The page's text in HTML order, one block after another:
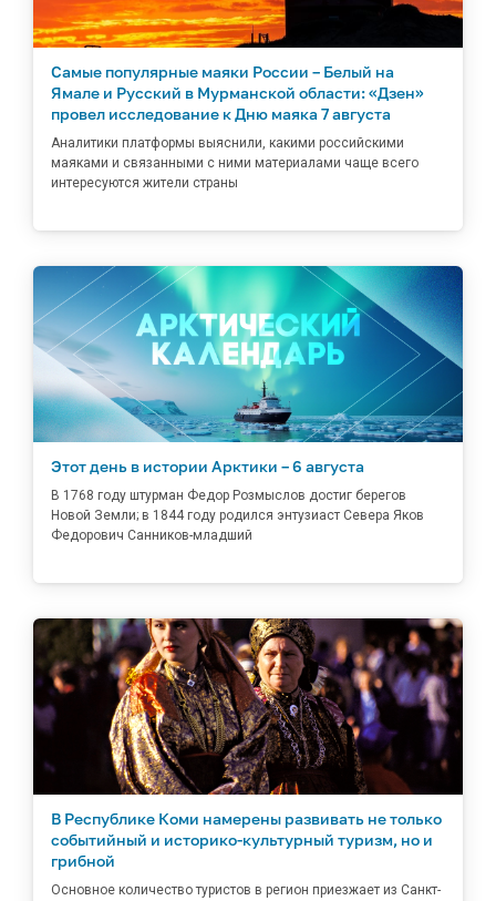
Самые популярные маяки России – Белый на
Ямале и Русский в Мурманской области: «Дзен»
провел исследование к Дню маяка 7 августа
Аналитики платформы выяснили, какими российскими
маяками и связанными с ними материалами чаще всего
интересуются жители страны
Этот день в истории Арктики – 6 августа
В 1768 году штурман Федор Розмыслов достиг берегов
Новой Земли; в 1844 году родился энтузиаст Севера Яков
Федорович Санников-младший
В Республике Коми намерены развивать не только
событийный и историко-культурный туризм, но и
грибной
Основное количество туристов в регион приезжает из Санкт-